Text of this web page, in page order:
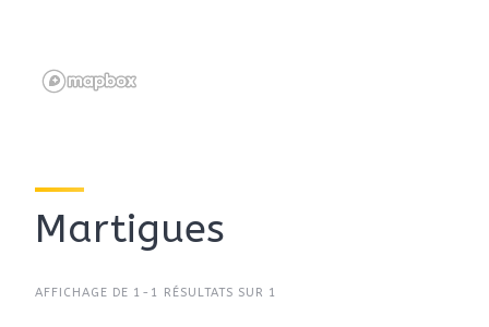
Martigues
AFFICHAGE DE 1-1 RÉSULTATS SUR 1